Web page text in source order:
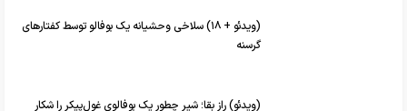
(ویدئو + ۱۸) سلاخی وحشیانه یک بوفالو توسط کفتار‌های
گرسنه
(ویدئو) راز بقا؛ شیر چطور یک بوفالوی غول‌پیکر را شکار